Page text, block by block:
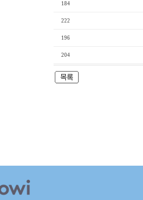
184
222
196
204